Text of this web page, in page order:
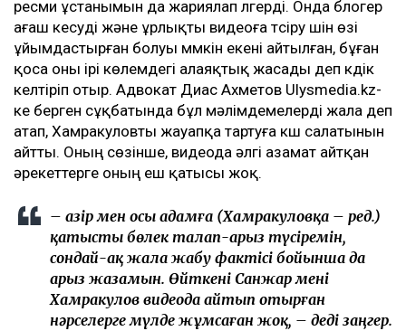
ресми ұстанымын да жариялап үлгерді. Онда блогер
ағаш кесуді және ұрлықты видеоға түсіру үшін өзі
ұйымдастырған болуы мүмкін екені айтылған, бұған
қоса оны ірі көлемдегі алаяқтық жасады деп күдік
келтіріп отыр. Адвокат Диас Ахметов Ulysmedia.kz-
ке берген сұқбатында бұл мәлімдемелерді жала деп
атап, Хамракуловты жауапқа тартуға күш салатынын
айтты. Оның сөзінше, видеода әлгі азамат айтқан
әрекеттерге оның еш қатысы жоқ.
– Қазір мен осы адамға (Хамракуловқа – ред.)
қатысты бөлек талап-арыз түсіремін,
сондай-ақ жала жабу фактісі бойынша да
арыз жазамын. Өйткені Санжар мені
Хамракулов видеода айтып отырған
нәрселерге мүлде жұмсаған жоқ, – деді заңгер.